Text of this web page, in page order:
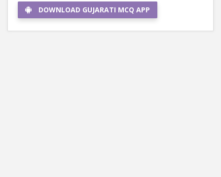
DOWNLOAD GUJARATI MCQ APP